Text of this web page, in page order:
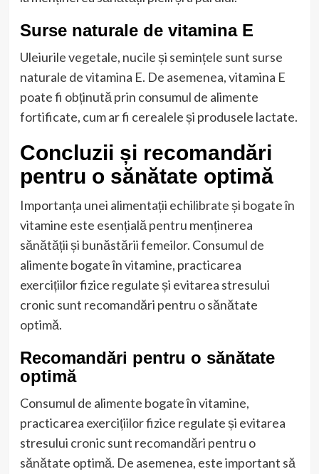
Surse naturale de vitamina E
Uleiurile vegetale, nucile și semințele sunt surse
naturale de vitamina E. De asemenea, vitamina E
poate fi obținută prin consumul de alimente
fortificate, cum ar fi cerealele și produsele lactate.
Concluzii și recomandări
pentru o sănătate optimă
Importanța unei alimentații echilibrate și bogate în
vitamine este esențială pentru menținerea
sănătății și bunăstării femeilor. Consumul de
alimente bogate în vitamine, practicarea
exercițiilor fizice regulate și evitarea stresului
cronic sunt recomandări pentru o sănătate
optimă.
Recomandări pentru o sănătate
optimă
Consumul de alimente bogate în vitamine,
practicarea exercițiilor fizice regulate și evitarea
stresului cronic sunt recomandări pentru o
sănătate optimă. De asemenea, este important să